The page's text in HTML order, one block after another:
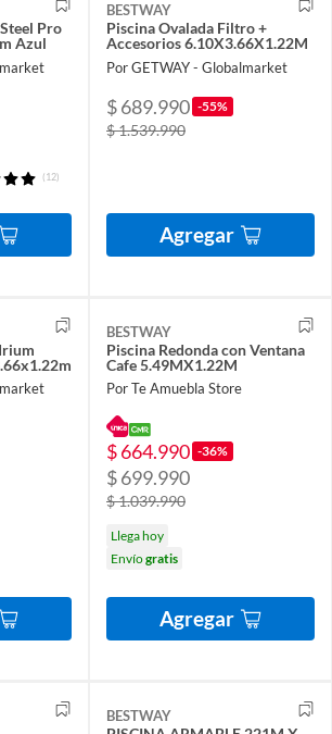
Pro
Azul
(12)
BESTWAY
Piscina Ovalada Filtro +
Accesorios 6.10X3.66X1.22M
Por GETWAY - Globalmarket
$ 689.990 -55%
$ 1.539.990
Agregar
BESTWAY
Piscina Redonda con Ventana
Cafe 5.49MX1.22M
Por Te Amuebla Store
$ 664.990 -36%
$ 699.990
$ 1.039.990
Llega hoy
Envíogratis
Agregar
BESTWAY